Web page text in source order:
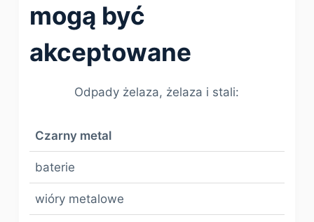
mogą być
akceptowane
Odpady żelaza, żelaza i stali:
Czarny metal
baterie
wióry metalowe